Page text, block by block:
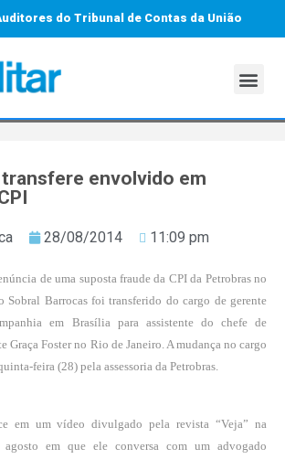
do Tribunal de Contas da União
envolvido em
28/08/2014 11:09 pm
de uma suposta fraude da CPI da Petrobras no
Sobral Barrocas foi transferido do cargo de gerente
em Brasília para assistente do chefe de
Graça Fosterno Rio de Janeiro. A mudança no cargo
feira (28) pela assessoria da Petrobras.
em um vídeo divulgado pela revista “Veja” na
agosto em que ele conversa com um advogado